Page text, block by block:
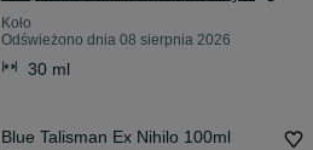
Koło
Odświeżono dnia 08 sierpnia 2026
30 ml
Blue Talisman Ex Nihilo 100ml